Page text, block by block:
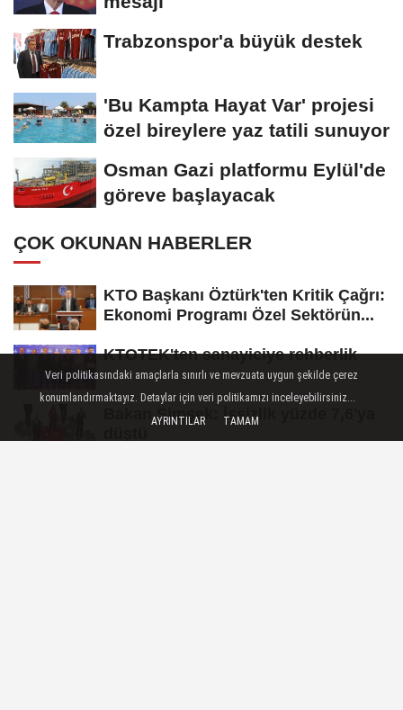
Trabzonspor'a büyük destek
'Bu Kampta Hayat Var' projesi
özel bireylere yaz tatili sunuyor
Osman Gazi platformu Eylül'de
göreve başlayacak
ÇOK OKUNAN HABERLER
KTO Başkanı Öztürk'ten Kritik Çağrı:
Ekonomi Programı Özel Sektörün...
KTOTEK'ten sanayiciye rehberlik
Bakan Şimşek: İşsizlik yüzde 7,6'ya
Veri politikasındaki amaçlarla sınırlı ve mevzuata uygun şekilde çerez
konumlandırmaktayız. Detaylar için veri politikamızı inceleyebilirsiniz...
AYRINTILAR
TAMAM